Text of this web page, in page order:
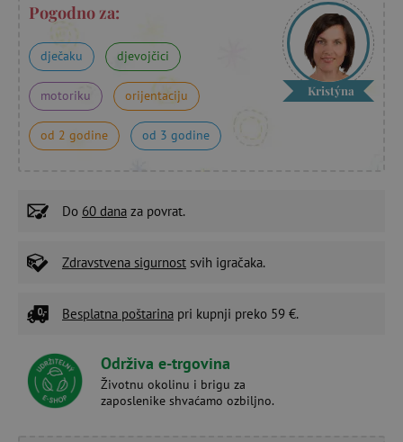
Pogodno za:
dječaku djevojčici
motoriku orijentaciju
od 2 godine od 3 godine
Kristýna
Do 60 dana za povrat.
Zdravstvena sigurnost svih igračaka.
Besplatna poštarina pri kupnji preko 59 €.
Održiva e-trgovina
Životnu okolinu i brigu za
zaposlenike shvaćamo ozbiljno.